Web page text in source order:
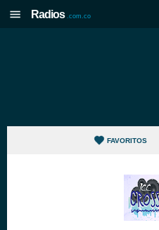
Radios .com.co
FAVORITOS